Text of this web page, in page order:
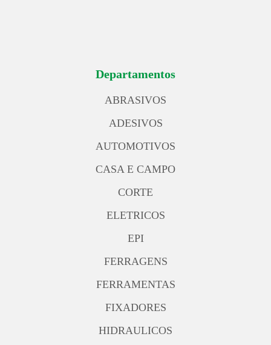
Departamentos
ABRASIVOS
ADESIVOS
AUTOMOTIVOS
CASA E CAMPO
CORTE
ELETRICOS
EPI
FERRAGENS
FERRAMENTAS
FIXADORES
HIDRAULICOS